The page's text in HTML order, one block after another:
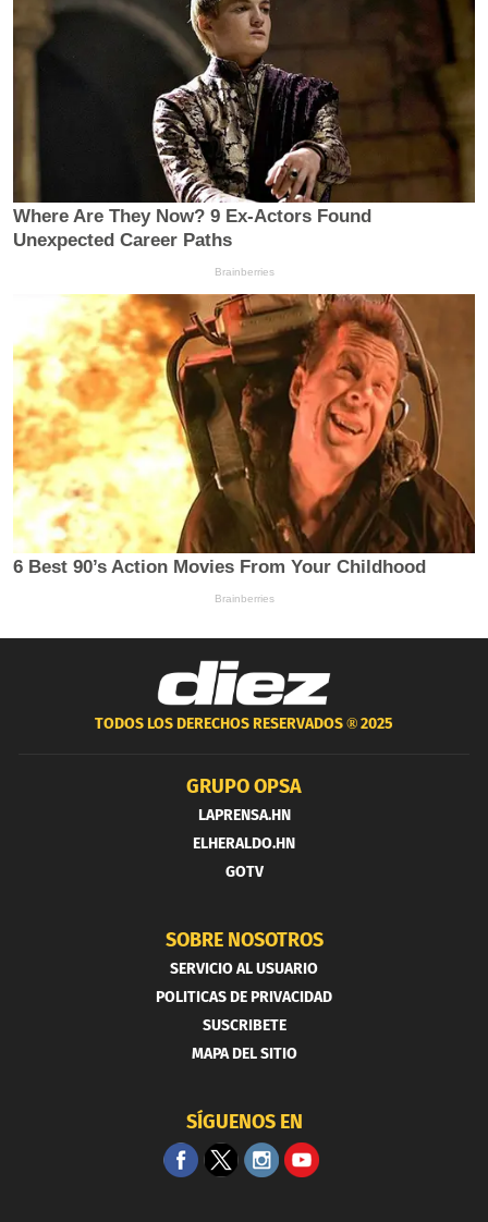
TODOS LOS DERECHOS RESERVADOS ®2025
GRUPO OPSA
LAPRENSA.HN
ELHERALDO.HN
GOTV
SOBRE NOSOTROS
SERVICIO AL USUARIO
POLITICAS DE PRIVACIDAD
SUSCRIBETE
MAPA DEL SITIO
SÍGUENOS EN